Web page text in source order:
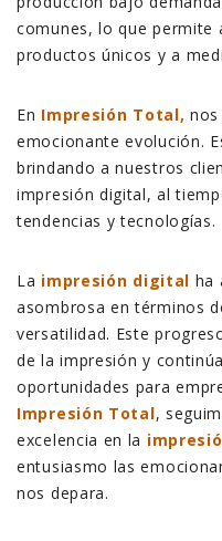
comunes, lo que permite
productos únicos y a
En Impresión Total,
emocionante evolución.
brindando a nuestros
impresión digital, al
tendencias y tecnologías.
La impresión digital ha
asombrosa en términos
versatilidad. Este
de la impresión y
oportunidades para
Impresión Total,
excelencia en la
entusiasmo las
nos depara.